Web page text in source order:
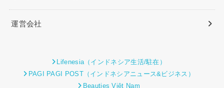
運営会社
Lifenesia（インドネシア生活/駐在）
PAGI PAGI POST（インドネシアニュース&ビジネス）
Beauties Việt Nam